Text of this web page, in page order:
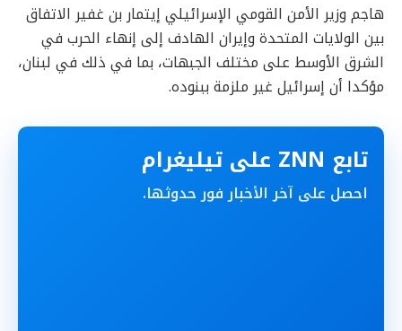
هاجم وزير الأمن القومي الإسرائيلي إيتمار بن غفير الاتفاق
بين الولايات المتحدة وإيران الهادف إلى إنهاء الحرب في
الشرق الأوسط على مختلف الجبهات، بما في ذلك في لبنان،
مؤكدا أن إسرائيل غير ملزمة ببنوده.
تابع ZNN على تيليغرام
احصل على آخر الأخبار فور حدوثها.